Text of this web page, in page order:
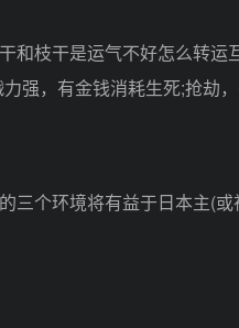
枝干是运气不好怎么转运
强，有金钱消耗生死;抢劫，
个环境将有益于日本主(或